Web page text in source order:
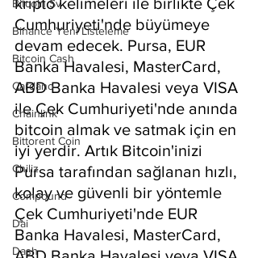
Bitcoin Sv
Binance Yeni Listeleme
Bitcoin Cash
Cardano
Chainlink
Bittorent Coin
Chiliz
Compound
Dai
Dash
Cumhuriyeti'nde büyümeye
devam edecek. Pursa, EUR
Banka Havalesi, MasterCard,
ABD Banka Havalesi veya VISA
ile Çek Cumhuriyeti'nde anında
bitcoin almak ve satmak için en
iyi yerdir. Artık Bitcoin'inizi
Pursa tarafından sağlanan hızlı,
kolay ve güvenli bir yöntemle
Çek Cumhuriyeti'nde EUR
Banka Havalesi, MasterCard,